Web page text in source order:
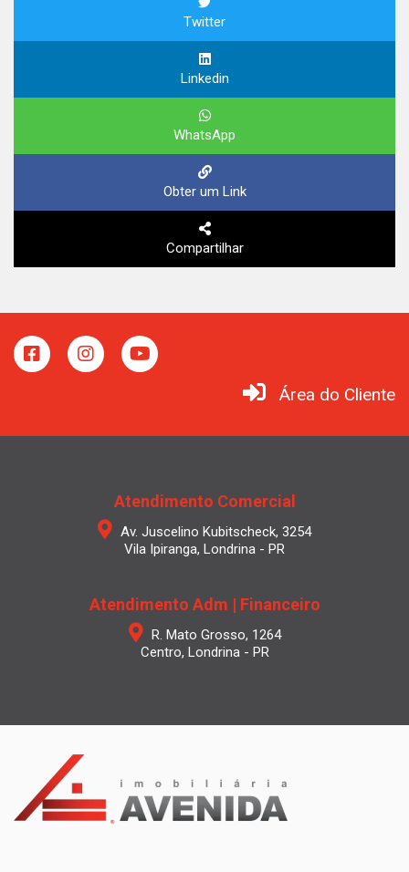
Twitter
Linkedin
WhatsApp
Obter um Link
Compartilhar
Área do Cliente
Atendimento Comercial
Av. Juscelino Kubitscheck, 3254
Vila Ipiranga, Londrina - PR
Atendimento Adm | Financeiro
R. Mato Grosso, 1264
Centro, Londrina - PR